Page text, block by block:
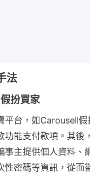
法
扮買家
平台，如Carousell
功能支付款項。其後
事主提供個人資料、
性密碼等資訊，從而